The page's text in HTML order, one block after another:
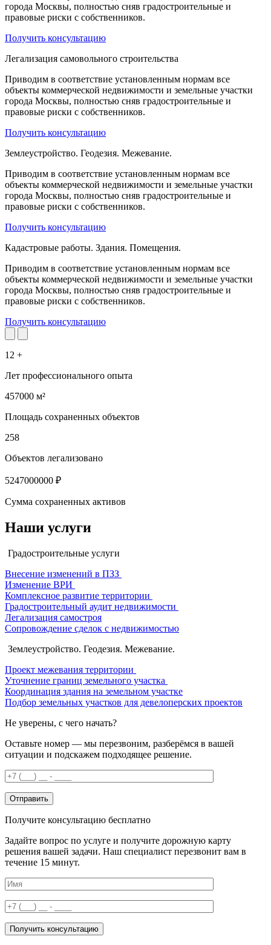
города Москвы, полностью сняв градостроительные и
правовые риски с собственников.
Получить консультацию
Легализация самовольного строительства
Приводим в соответствие установленным нормам все
объекты коммерческой недвижимости и земельные участки
города Москвы, полностью сняв градостроительные и
правовые риски с собственников.
Получить консультацию
Землеустройство. Геодезия. Межевание.
Приводим в соответствие установленным нормам все
объекты коммерческой недвижимости и земельные участки
города Москвы, полностью сняв градостроительные и
правовые риски с собственников.
Получить консультацию
Кадастровые работы. Здания. Помещения.
Приводим в соответствие установленным нормам все
объекты коммерческой недвижимости и земельные участки
города Москвы, полностью сняв градостроительные и
правовые риски с собственников.
Получить консультацию
12 +
Лет профессионального опыта
457000 м²
Площадь сохраненных объектов
258
Объектов легализовано
5247000000 ₽
Сумма сохраненных активов
Наши услуги
Градостроительные услуги
Внесение изменений в ПЗЗ
Изменение ВРИ
Комплексное развитие территории
Градостроительный аудит недвижимости
Легализация самостроя
Сопровождение сделок с недвижимостью
Землеустройство. Геодезия. Межевание.
Проект межевания территории
Уточнение границ земельного участка
Координация здания на земельном участке
Подбор земельных участков для девелоперских проектов
Не уверены, с чего начать?
Оставьте номер — мы перезвоним, разберёмся в вашей
ситуации и подскажем подходящее решение.
Получите консультацию бесплатно
Задайте вопрос по услуге и получите дорожную карту
решения вашей задачи. Наш специалист перезвонит вам в
течение 15 минут.